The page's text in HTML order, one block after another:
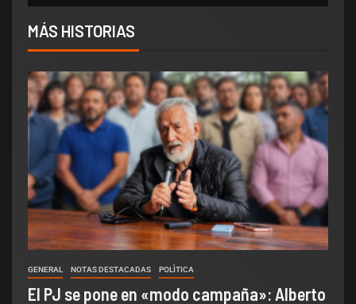
MÁS HISTORIAS
GENERAL NOTAS DESTACADAS POLÌTICA
El PJ se pone en «modo campaña»: Alberto